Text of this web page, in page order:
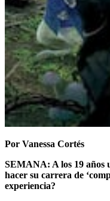
Por Vanessa Cortés
SEMANA: A los 19 años
hacer su carrera de
experiencia?